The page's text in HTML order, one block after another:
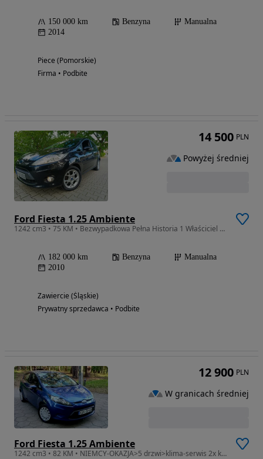
150 000 km Benzyna
Manualna
2014
Piece (Pomorskie)
Firma • Podbite
Ford Fiesta 1.25 Ambiente
1242 cm3 • 75 KM • Bezwypadkowa Pełna Historia 1 Właściciel Bogata Wersja
182 000 km Benzyna
Manualna
2010
Zawiercie (Śląskie)
Prywatny sprzedawca • Podbite
14 500 PLN
Powyżej średniej
Ford Fiesta 1.25 Ambiente
1242 cm3 • 82 KM • NIEMCY-OKAZJA>5 drzwi>klima-serwis 2x klucze
12 900 PLN
W granicach średniej